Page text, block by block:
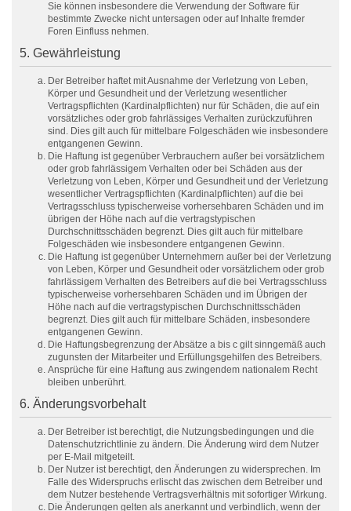
Sie können insbesondere die Verwendung der Software für
bestimmte Zwecke nicht untersagen oder auf Inhalte fremder
Foren Einfluss nehmen.
5. Gewährleistung
Der Betreiber haftet mit Ausnahme der Verletzung von Leben,
Körper und Gesundheit und der Verletzung wesentlicher
Vertragspflichten (Kardinalpflichten) nur für Schäden, die auf ein
vorsätzliches oder grob fahrlässiges Verhalten zurückzuführen
sind. Dies gilt auch für mittelbare Folgeschäden wie insbesondere
entgangenen Gewinn.
Die Haftung ist gegenüber Verbrauchern außer bei vorsätzlichem
oder grob fahrlässigem Verhalten oder bei Schäden aus der
Verletzung von Leben, Körper und Gesundheit und der Verletzung
wesentlicher Vertragspflichten (Kardinalpflichten) auf die bei
Vertragsschluss typischerweise vorhersehbaren Schäden und im
übrigen der Höhe nach auf die vertragstypischen
Durchschnittsschäden begrenzt. Dies gilt auch für mittelbare
Folgeschäden wie insbesondere entgangenen Gewinn.
Die Haftung ist gegenüber Unternehmern außer bei der Verletzung
von Leben, Körper und Gesundheit oder vorsätzlichem oder grob
fahrlässigem Verhalten des Betreibers auf die bei Vertragsschluss
typischerweise vorhersehbaren Schäden und im Übrigen der
Höhe nach auf die vertragstypischen Durchschnittsschäden
begrenzt. Dies gilt auch für mittelbare Schäden, insbesondere
entgangenen Gewinn.
Die Haftungsbegrenzung der Absätze a bis c gilt sinngemäß auch
zugunsten der Mitarbeiter und Erfüllungsgehilfen des Betreibers.
Ansprüche für eine Haftung aus zwingendem nationalem Recht
bleiben unberührt.
6. Änderungsvorbehalt
Der Betreiber ist berechtigt, die Nutzungsbedingungen und die
Datenschutzrichtlinie zu ändern. Die Änderung wird dem Nutzer
per E-Mail mitgeteilt.
Der Nutzer ist berechtigt, den Änderungen zu widersprechen. Im
Falle des Widerspruchs erlischt das zwischen dem Betreiber und
dem Nutzer bestehende Vertragsverhältnis mit sofortiger Wirkung.
Die Änderungen gelten als anerkannt und verbindlich, wenn der